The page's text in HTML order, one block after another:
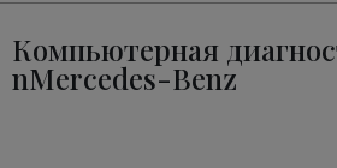
Компьютерная
nMercedes-Benz